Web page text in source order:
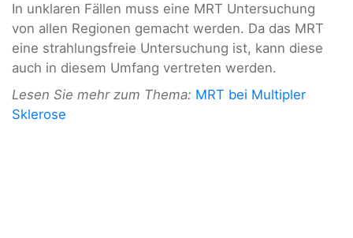
In unklaren Fällen muss eine MRT Untersuchung
von allen Regionen gemacht werden. Da das MRT
eine strahlungsfreie Untersuchung ist, kann diese
auch in diesem Umfang vertreten werden.
Lesen Sie mehr zum Thema: MRT bei Multipler
Sklerose